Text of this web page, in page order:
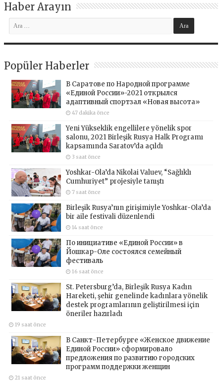
Haber Arayın
Popüler Haberler
В Саратове по Народной программе
«Единой России»-2021 открылся
адаптивный спортзал «Новая высота»
47 dakika önce
Yeni Yükseklik engellilere yönelik spor
salonu, 2021 Birleşik Rusya Halk Programı
kapsamında Saratov’da açıldı
3 saat önce
Yoshkar-Ola’da Nikolai Valuev, “Sağlıklı
Cumhuriyet” projesiyle tanıştı
7 saat önce
Birleşik Rusya’nın girişimiyle Yoshkar-Ola’da
bir aile festivali düzenlendi
14 saat önce
По инициативе «Единой России» в
Йошкар-Оле состоялся семейный
фестиваль
16 saat önce
St. Petersburg’da, Birleşik Rusya Kadın
Hareketi, şehir genelinde kadınlara yönelik
destek programlarının geliştirilmesi için
öneriler hazırladı
19 saat önce
В Санкт-Петербурге «Женское движение
Единой России» сформировало
предложения по развитию городских
программ поддержки женщин
21 saat önce